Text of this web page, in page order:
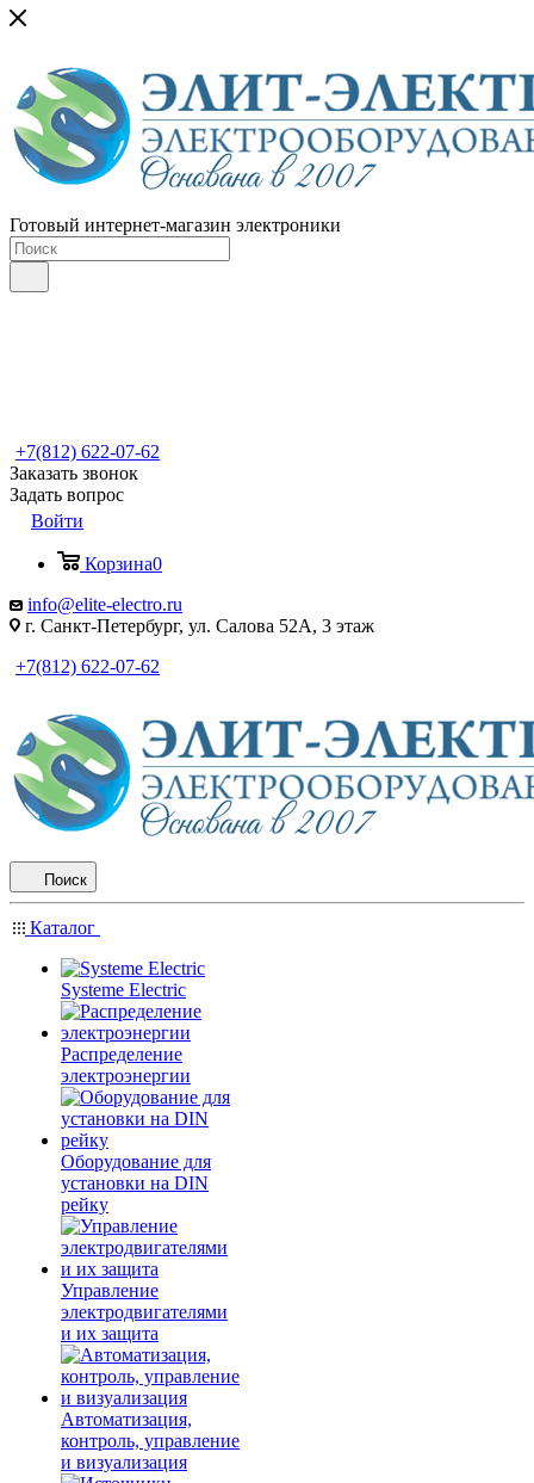
Готовый интернет-магазин электроники
+7(812) 622-07-62
Заказать звонок
Задать вопрос
Войти
Корзина0
info@elite-electro.ru
г. Санкт-Петербург, ул. Салова 52А, 3 этаж
+7(812) 622-07-62
Поиск
Каталог
Systeme Electric
Распределение
электроэнергии
Оборудование для
установки на DIN
рейку
Управление
электродвигателями
и их защита
Автоматизация,
контроль, управление
и визуализация